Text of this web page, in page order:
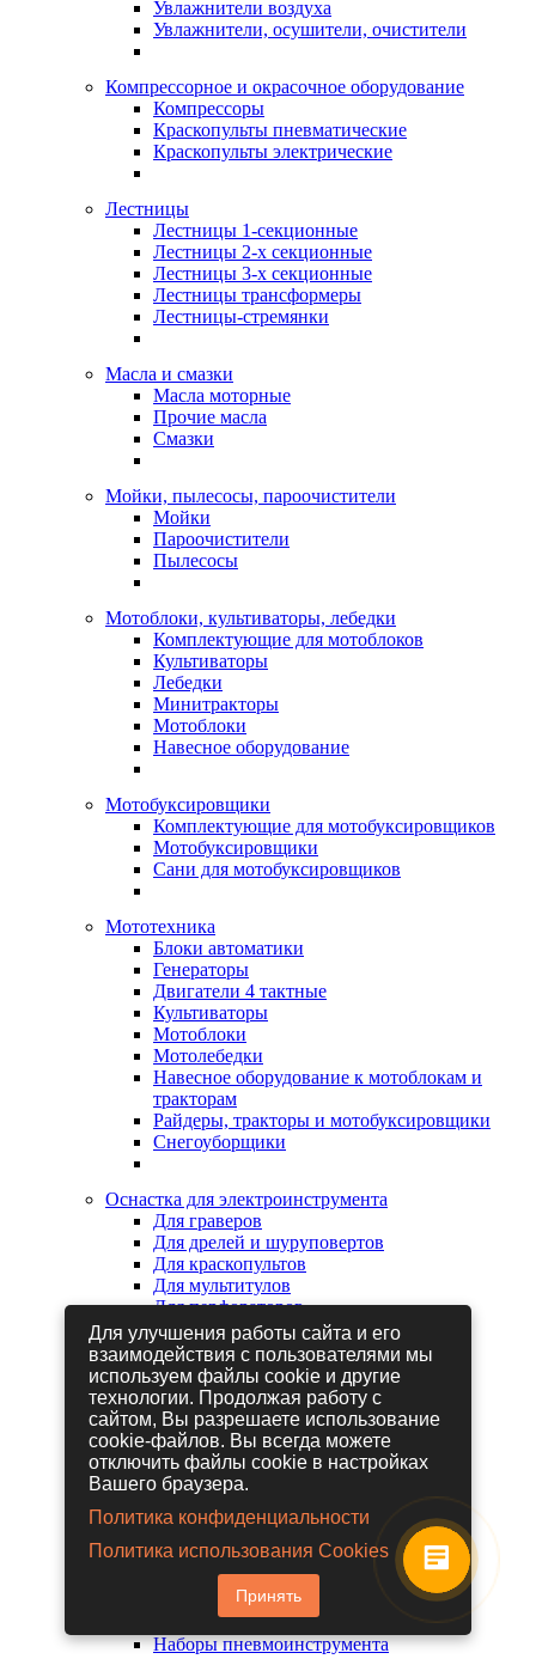
Увлажнители воздуха
Увлажнители, осушители, очистители
Компрессорное и окрасочное оборудование
Компрессоры
Краскопульты пневматические
Краскопульты электрические
Лестницы
Лестницы 1-секционные
Лестницы 2-х секционные
Лестницы 3-х секционные
Лестницы трансформеры
Лестницы-стремянки
Масла и смазки
Масла моторные
Прочие масла
Смазки
Мойки, пылесосы, пароочистители
Мойки
Пароочистители
Пылесосы
Мотоблоки, культиваторы, лебедки
Комплектующие для мотоблоков
Культиваторы
Лебедки
Минитракторы
Мотоблоки
Навесное оборудование
Мотобуксировщики
Комплектующие для мотобуксировщиков
Мотобуксировщики
Сани для мотобуксировщиков
Мототехника
Блоки автоматики
Генераторы
Двигатели 4 тактные
Культиваторы
Мотоблоки
Мотолебедки
Навесное оборудование к мотоблокам и
тракторам
Райдеры, тракторы и мотобуксировщики
Снегоуборщики
Оснастка для электроинструмента
Для граверов
Для дрелей и шуруповертов
Для краскопультов
Для мультитулов
Для перфораторов
Для сабельных пил
Для строительных фенов
Для фрезеров
Для шлифовальных машин
Для электрических лобзиков
Для электрических ножниц
Для электрических пил
Для электрических рубанков
Гайковерты пневматические
Дрели пневматические
Другие пневмоинструменты
Заклепочники пневматические
Наборы пневмоинструмента
Для улучшения работы сайта и его
взаимодействия с пользователями мы
используем файлы cookie и другие
технологии. Продолжая работу с
сайтом, Вы разрешаете использование
cookie-файлов. Вы всегда можете
отключить файлы cookie в настройках
Вашего браузера.
Политика конфиденциальности
Политика использования Cookies
Принять